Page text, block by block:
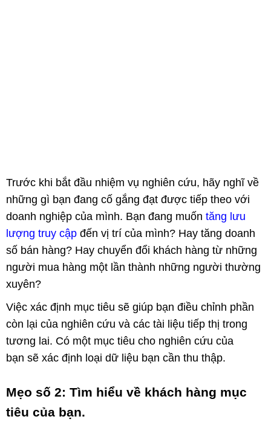
Trước khi bắt đầu nhiệm vụ nghiên cứu, hãy nghĩ về
những gì bạn đang cố gắng đạt được tiếp theo với
doanh nghiệp của mình. Bạn đang muốn tăng lưu
lượng truy cập đến vị trí của mình? Hay tăng doanh
số bán hàng? Hay chuyển đổi khách hàng từ những
người mua hàng một lần thành những người thường
xuyên?
Việc xác định mục tiêu sẽ giúp bạn điều chỉnh phần
còn lại của nghiên cứu và các tài liệu tiếp thị trong
tương lai. Có một mục tiêu cho nghiên cứu của
bạn sẽ xác định loại dữ liệu bạn cần thu thập.
Mẹo số 2: Tìm hiểu về khách hàng mục
tiêu của bạn.